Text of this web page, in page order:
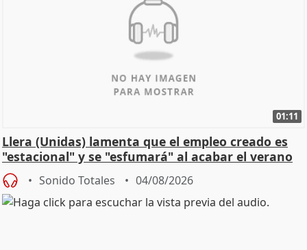
01:11
Llera (Unidas) lamenta que el empleo creado es
"estacional" y se "esfumará" al acabar el verano
Sonido Totales 04/08/2026